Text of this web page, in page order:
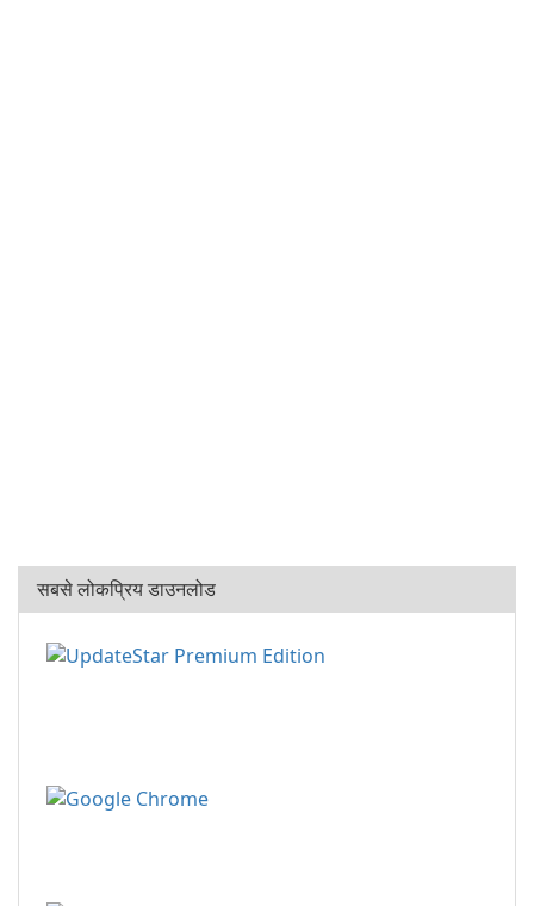
सबसे लोकप्रिय डाउनलोड